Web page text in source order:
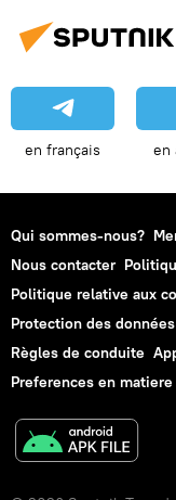
en français en
Qui sommes-nous?
Nous contacter
Politique relative aux
Protection des
Règles de conduite
Preferences en